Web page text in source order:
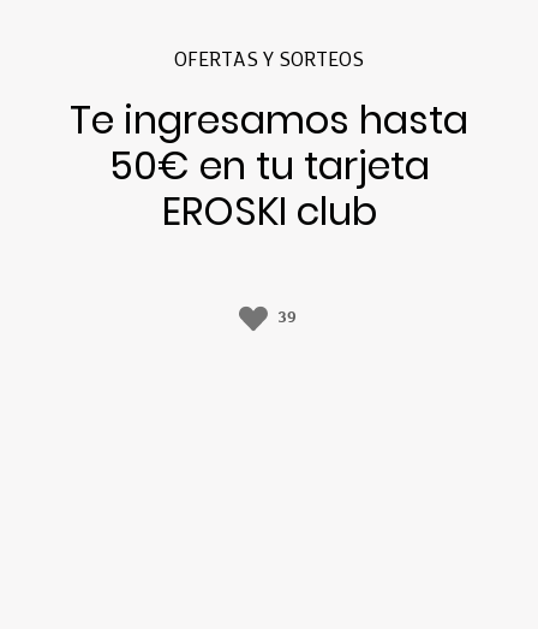
OFERTAS Y SORTEOS
Te ingresamos hasta
50€ en tu tarjeta
EROSKI club
39